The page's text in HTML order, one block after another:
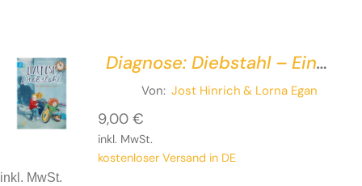
Diagnose: Diebstahl – Ein
Glasknochen-Krimi
Von: Jost Hinrich & Lorna Egan
9,00 €
inkl. MwSt.
kostenloser Versand in DE
inkl. MwSt.